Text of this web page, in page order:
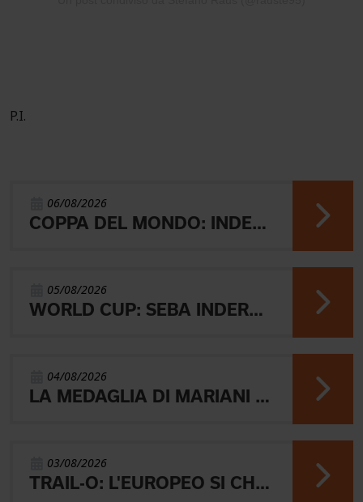
06/08/2026
COPPA DEL MONDO: INDERST 45° VINCONO AEBERSOLD E SVENSK
05/08/2026
WORLD CUP: SEBA INDERST ACCEDE ALLA FINALE A
04/08/2026
LA MEDAGLIA DI MARIANI E QUEL RICORDO CHE NON SVANISCE.
03/08/2026
TRAIL-O: L'EUROPEO SI CHIUDE CON L'ARGENTO JUNIOR, IL 4° PARALIMPICO E 5° OPEN
P.I.